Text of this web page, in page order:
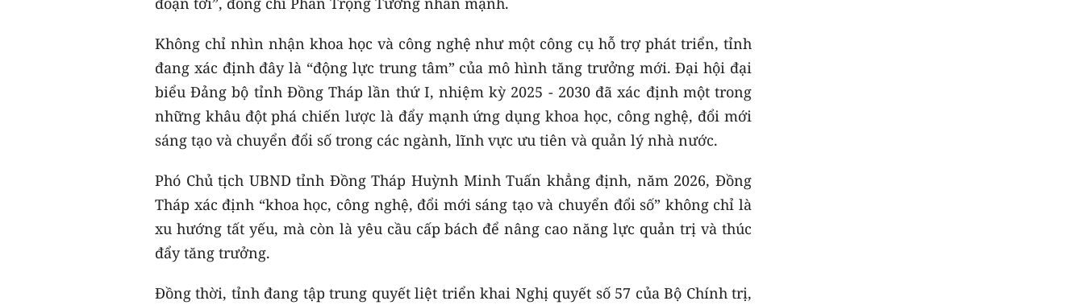
Không chỉ nhìn nhận khoa học và công nghệ như một công cụ hỗ trợ phát triển, tỉnh
đang xác định đây là “động lực trung tâm” của mô hình tăng trưởng mới. Đại hội đại
biểu Đảng bộ tỉnh Đồng Tháp lần thứ I, nhiệm kỳ 2025 - 2030 đã xác định một trong
những khâu đột phá chiến lược là đẩy mạnh ứng dụng khoa học, công nghệ, đổi mới
sáng tạo và chuyển đổi số trong các ngành, lĩnh vực ưu tiên và quản lý nhà nước.
Phó Chủ tịch UBND tỉnh Đồng Tháp Huỳnh Minh Tuấn khẳng định, năm 2026, Đồng
Tháp xác định “khoa học, công nghệ, đổi mới sáng tạo và chuyển đổi số” không chỉ là
xu hướng tất yếu, mà còn là yêu cầu cấp bách để nâng cao năng lực quản trị và thúc
đẩy tăng trưởng.
Đồng thời, tỉnh đang tập trung quyết liệt triển khai Nghị quyết số 57 của Bộ Chính trị,